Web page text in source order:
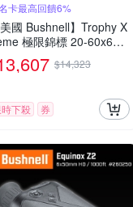
卡最高回饋6%
美國 Bushnell】Trophy X
極限錦標 20-60x65m
專業級賞鳥型單筒望遠鏡
型 887520B$14,323
下殺 券